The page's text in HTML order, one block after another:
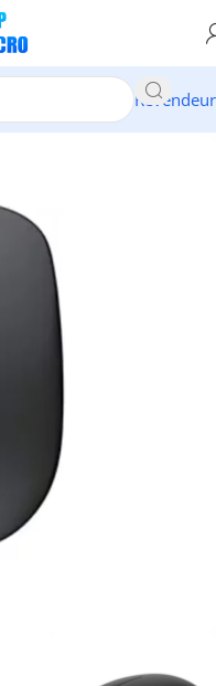
Revendeur
/Claviers & Souris